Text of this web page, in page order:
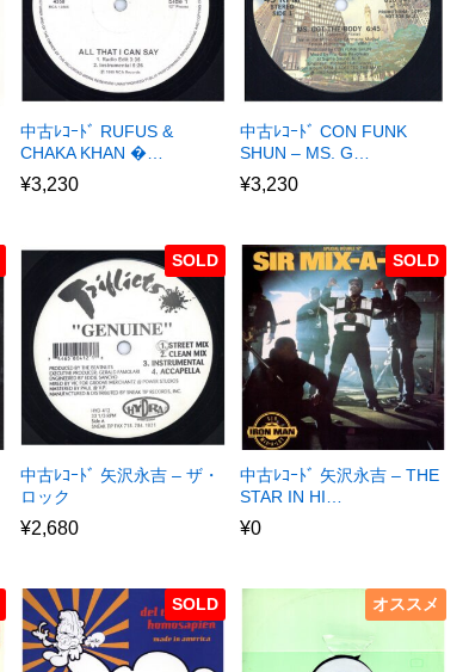
中古ﾚｺｰﾄﾞ RUFUS &
CHAKA KHAN �…
¥3,230
中古ﾚｺｰﾄﾞ CON FUNK
SHUN – MS. G…
¥3,230
SOLD
中古ﾚｺｰﾄﾞ 矢沢永吉 – ザ・
ロック
¥2,680
SOLD
中古ﾚｺｰﾄﾞ 矢沢永吉 – THE
STAR IN HI…
¥0
SOLD オススメ